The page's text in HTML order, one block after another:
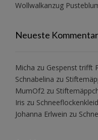
Wollwalkanzug
Neueste
Micha zu Gespenst trifft
Schnabelina zu
MumOf2 zu
Iris zu
Johanna Erlwein zu